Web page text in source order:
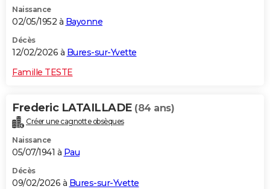
Naissance
02/05/1952 à Bayonne
Décès
12/02/2026 à Bures-sur-Yvette
Famille TESTE
Frederic LATAILLADE (84 ans)
Créer une cagnotte obsèques
Naissance
05/07/1941 à Pau
Décès
09/02/2026 à Bures-sur-Yvette